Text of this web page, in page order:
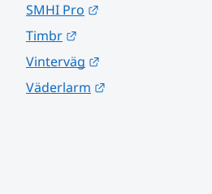
SMHI Pro
Timbr
Vinterväg
Väderlarm